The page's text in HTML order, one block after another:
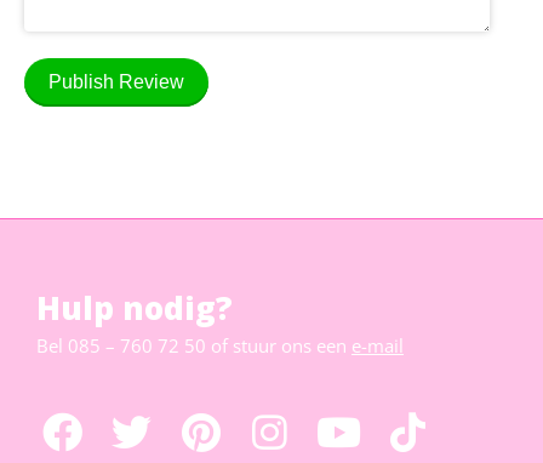
Publish Review
Hulp nodig?
Bel 085 – 760 72 50 of stuur ons een e-mail